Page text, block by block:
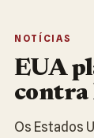
NOTÍCIAS
EUA
contra
Os Estados